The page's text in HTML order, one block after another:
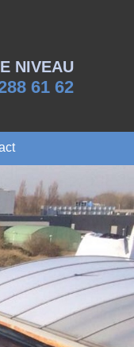
NIVEAU
61 62